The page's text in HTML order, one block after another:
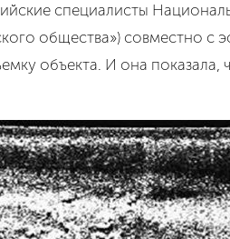
специалисты
общества») совместно
объекта. И она